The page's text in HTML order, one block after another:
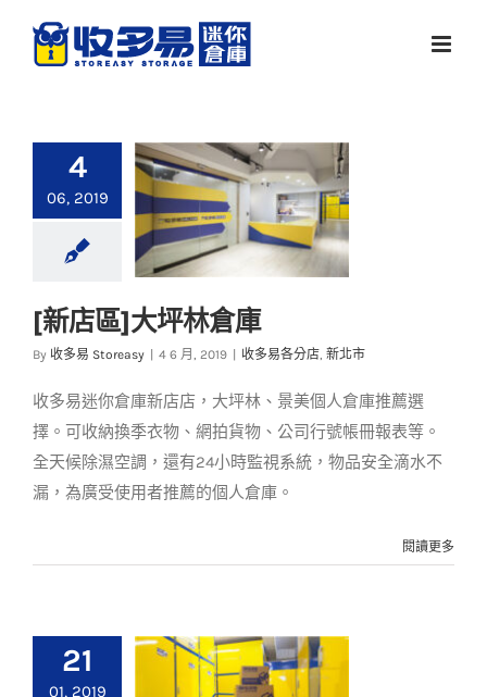
4
06, 2019
[新店區]大坪林倉庫
[新店區]大坪林倉庫
By 收多易 Storeasy 4 6 月, 2019 收多易各分店, 新北市
收多易迷你倉庫新店店，大坪林、景美個人倉庫推薦選
擇。可收納換季衣物、網拍貨物、公司行號帳冊報表等。
全天候除濕空調，還有24小時監視系統，物品安全滴水不
漏，為廣受使用者推薦的個人倉庫。
閱讀更多
21
01, 2019